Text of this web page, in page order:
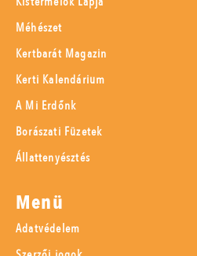
Méhészet
Kertbarát Magazin
Kerti Kalendárium
A Mi Erdőnk
Borászati Füzetek
Állattenyésztés
Menü
Adatvédelem